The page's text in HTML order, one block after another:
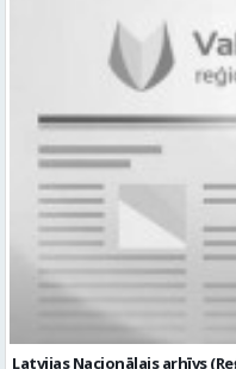
(turpmāk – IKT) saistīto
operatīvu risināšanu;
un ar to saistīto
diagnosticēt un modernizēt
datortīklus un
kontrolēt ārējo
iestādēs infrastruktūras
IKT nomaiņu un efektīvāku izmantošanu; un ja
profesionālā izglītība
pieredze (ar informācijas
datortehnikas un biroja
secību; izpratne par
principiem; valsts valodas
prasībām; kompetences: ļoti
spējas, argumentācijas
lēmumus; analītiskās
Latvijas Nacionālais arhīvs (Reģ.Nr.90009476367) aicina darbā namu